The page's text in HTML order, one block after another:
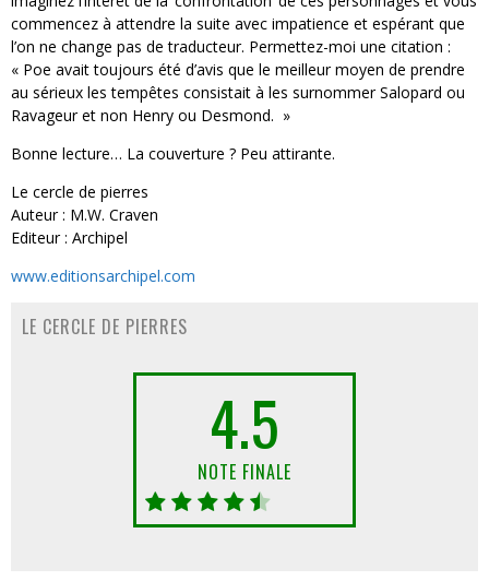
commencez à attendre la suite avec impatience et espérant que
l’on ne change pas de traducteur. Permettez-moi une citation :
« Poe avait toujours été d’avis que le meilleur moyen de prendre
au sérieux les tempêtes consistait à les surnommer Salopard ou
Ravageur et non Henry ou Desmond. »
Bonne lecture… La couverture ? Peu attirante.
Le cercle de pierres
Auteur : M.W. Craven
Editeur : Archipel
www.editionsarchipel.com
LE CERCLE DE PIERRES
4.5
NOTE FINALE